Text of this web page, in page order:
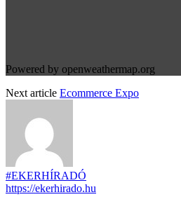
Powered by openweathermap.org
Next article Ecommerce Expo
#EKERHÍRADÓ
https://ekerhirado.hu